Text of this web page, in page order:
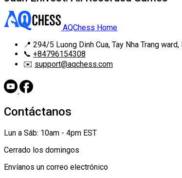
AQChess Home
📍 294/5 Luong Dinh Cua, Tay Nha Trang
📞 +84796154308
✉️ support@aqchess.com
Contáctanos
Lun a Sáb: 10am - 4pm EST
Cerrado los domingos
Envíanos un correo electrónico